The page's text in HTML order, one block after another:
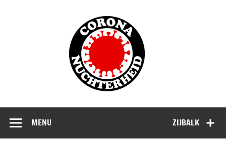
ZIJBALK
MENU